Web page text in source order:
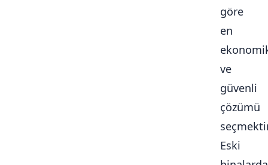
göre
en
ve
güvenli
çözümü
Eski